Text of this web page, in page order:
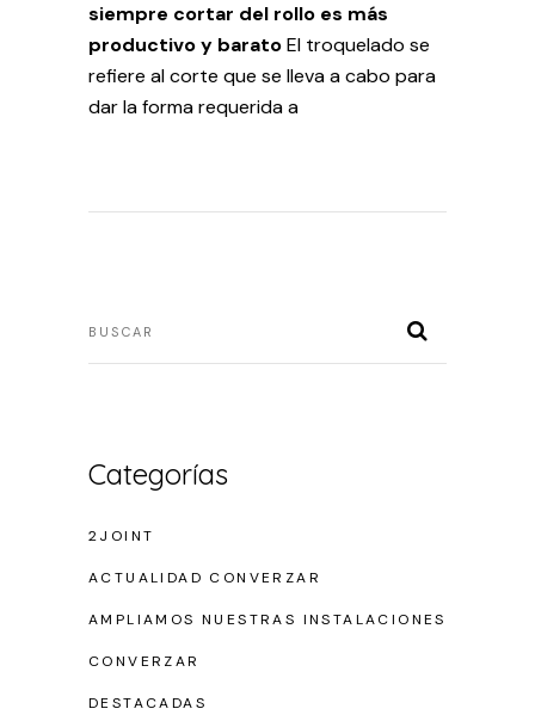
siempre cortar del rollo es más
productivo y baratoEl troquelado se
refiere al corte que se lleva a cabo para
dar la forma requerida a
Categorías
2JOINT
ACTUALIDAD CONVERZAR
AMPLIAMOS NUESTRAS INSTALACIONES
CONVERZAR
DESTACADAS